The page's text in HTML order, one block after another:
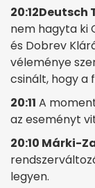
20:12Deutsch
nem hagyta ki
és Dobrev
véleménye
csinált, hogy a
20:11 A
az eseményt
20:10 Márki-
legyen.